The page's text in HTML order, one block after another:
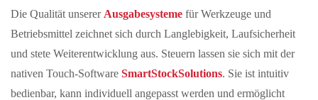
Die Qualität unserer Ausgabesysteme für Werkzeuge und
Betriebsmittel zeichnet sich durch Langlebigkeit, Laufsicherheit
und stete Weiterentwicklung aus. Steuern lassen sie sich mit der
nativen Touch-Software SmartStockSolutions. Sie ist intuitiv
bedienbar, kann individuell angepasst werden und ermöglicht